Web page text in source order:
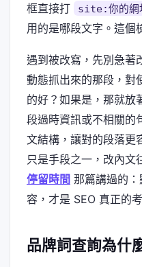
框直接打
site:你的網
用的是哪段文字。這個
遇到被改寫，先別急著
動態抓出來的那段，對
的好？如果是，那就放
段過時資訊或不相關的
文結構，讓對的段落
只是手段之一，改內文
停留時間 那篇講過的
容，才是 SEO 真正的
品牌詞查詢為什